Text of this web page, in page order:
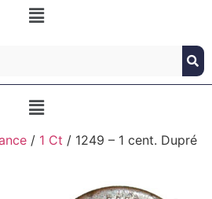
/ 1 Ct / 1249 – 1 cent. Dupré